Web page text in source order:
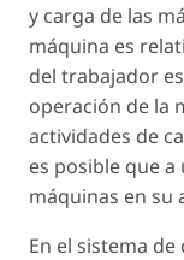
y carga de las
máquina es
del trabajador
operación de la
actividades de
es posible que
máquinas en su
En el sistema